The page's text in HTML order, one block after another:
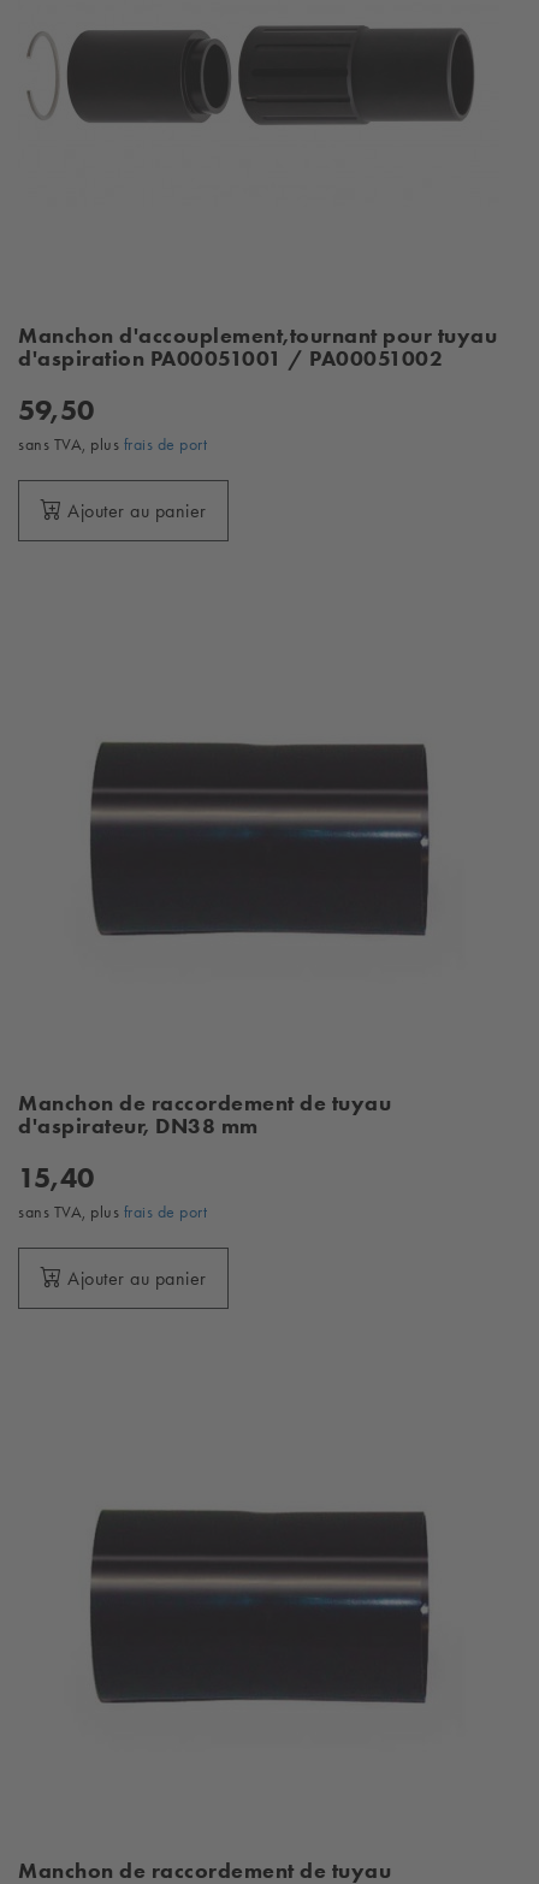
Manchon d'accouplement,tournant pour tuyau
d'aspiration PA00051001 / PA00051002
59,50
sans TVA, plus frais de port
Ajouter au panier
Manchon de raccordement de tuyau
d'aspirateur, DN38 mm
15,40
sans TVA, plus frais de port
Ajouter au panier
Manchon de raccordement de tuyau